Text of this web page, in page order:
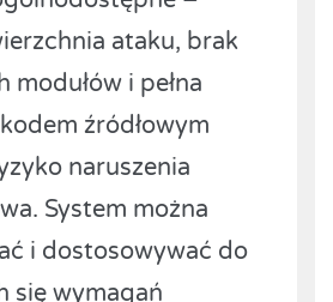
ataku, brak
modułów i pełna
źródłowym
naruszenia
System można
i dostosowywać do
się wymagań